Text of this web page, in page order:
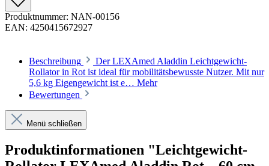
Produktnummer: NAN-00156
EAN: 4250415672927
Beschreibung
Der LEXAmed Aladdin Leichtgewicht-
Rollator in Rot ist ideal für mobilitätsbewusste Nutzer. Mit nur
5,6 kg Eigengewicht ist e… Mehr
Bewertungen
Menü schließen
Produktinformationen "Leichtgewicht-